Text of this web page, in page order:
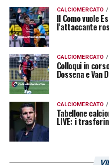
CALCIOMERCATO
Il Como vuole
l’attaccante
CALCIOMERCATO
Colloqui in
Dossena e Van
CALCIOMERCATO
Tabellone
LIVE: i